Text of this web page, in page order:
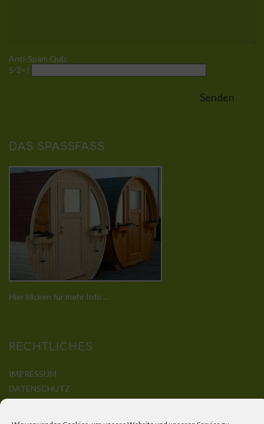
Anti-Spam Quiz
5-2=?
DAS SPASSFASS
Hier klicken für mehr Info ...
RECHTLICHES
IMPRESSUM
DATENSCHUTZ